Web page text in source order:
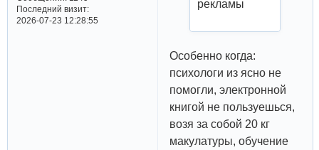
Последний визит:
2026-07-23 12:28:55
рекламы
Особенно когда:
психологи из ясно не
помогли, электронной
книгой не пользуешься,
возя за собой 20 кг
макулатуры, обучение